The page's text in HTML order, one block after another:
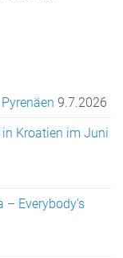
9.7.2026
in Kroatien im Juni
– Everybody’s